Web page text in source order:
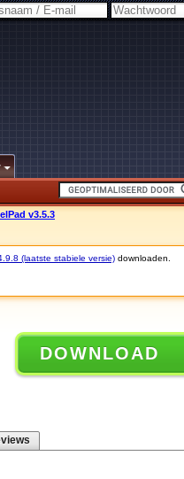
v3.5.3
(laatste stabiele versie) downloaden.
DOWNLOAD